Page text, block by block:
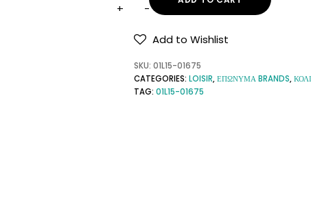
Add to Wishlist
SKU: 01L15-01675
CATEGORIES: LOISIR,ΕΠΩΝΥΜΑ BRANDS,
TAG: 01L15-01675